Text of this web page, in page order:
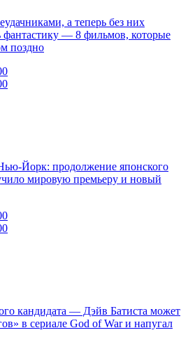
а теперь без них
фантастику — 8 фильмов, которые
поздно
Йорк: продолжение японского
мировую премьеру и новый
кандидата — Дэйв Батиста может
в сериале God of War и напугал